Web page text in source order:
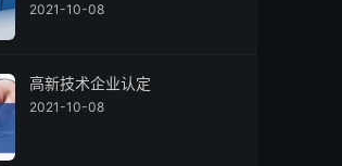
2021-10-08
高新技术企业认定
2021-10-08